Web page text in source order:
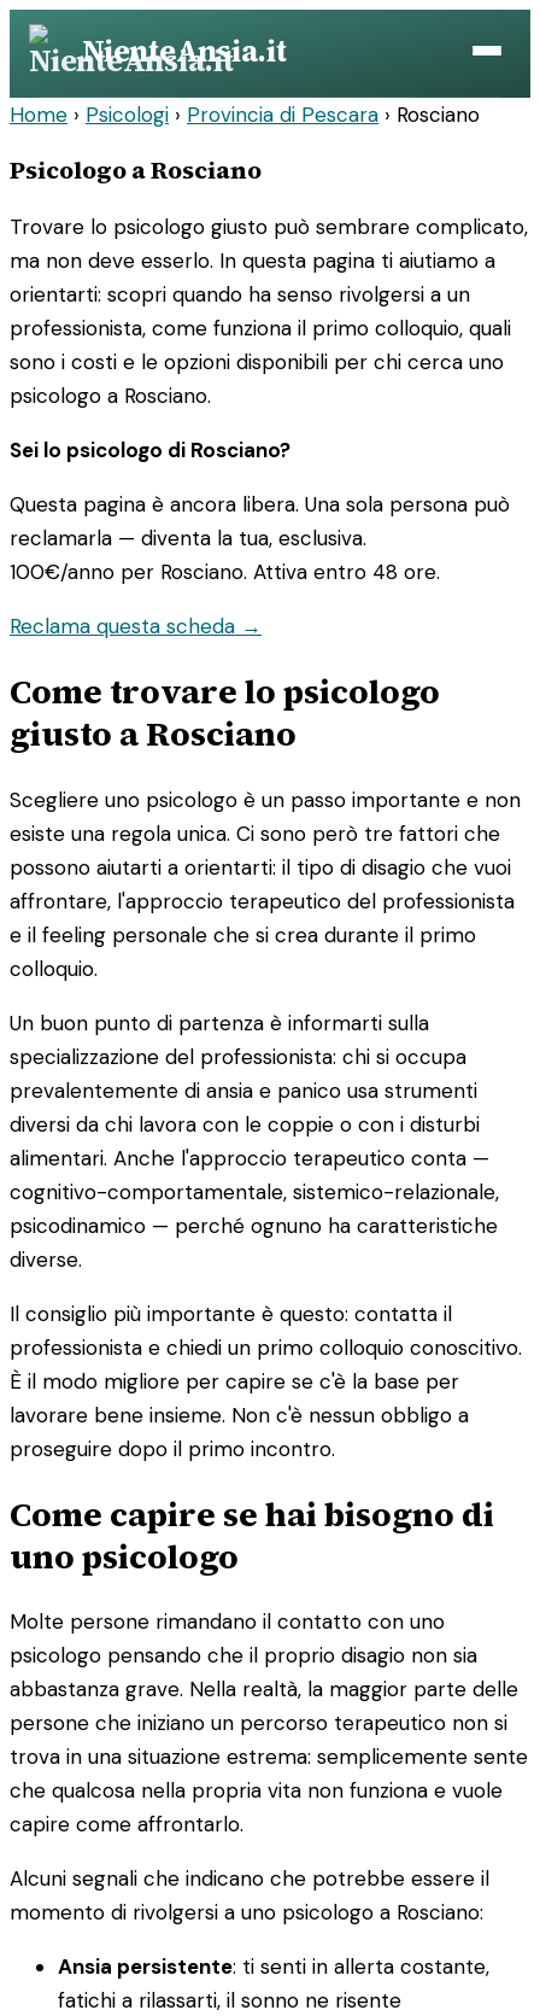
Vai
contenuto
NienteAnsia.it
Home › Psicologi › Provincia di Pescara › Rosciano
Psicologo a Rosciano
Trovare lo psicologo giusto può sembrare complicato,
ma non deve esserlo. In questa pagina ti aiutiamo a
orientarti: scopri quando ha senso rivolgersi a un
professionista, come funziona il primo colloquio, quali
sono i costi e le opzioni disponibili per chi cerca uno
psicologo a Rosciano.
Sei lo psicologo di Rosciano?
Questa pagina è ancora libera. Una sola persona può
reclamarla — diventa la tua, esclusiva.
100€/anno per Rosciano. Attiva entro 48 ore.
Reclama questa scheda →
Come trovare lo psicologo
giusto a Rosciano
Scegliere uno psicologo è un passo importante e non
esiste una regola unica. Ci sono però tre fattori che
possono aiutarti a orientarti: il tipo di disagio che vuoi
affrontare, l'approccio terapeutico del professionista
e il feeling personale che si crea durante il primo
colloquio.
Un buon punto di partenza è informarti sulla
specializzazione del professionista: chi si occupa
prevalentemente di ansia e panico usa strumenti
diversi da chi lavora con le coppie o con i disturbi
alimentari. Anche l'approccio terapeutico conta —
cognitivo-comportamentale, sistemico-relazionale,
psicodinamico — perché ognuno ha caratteristiche
diverse.
Il consiglio più importante è questo: contatta il
professionista e chiedi un primo colloquio conoscitivo.
È il modo migliore per capire se c'è la base per
lavorare bene insieme. Non c'è nessun obbligo a
proseguire dopo il primo incontro.
Come capire se hai bisogno di
uno psicologo
Molte persone rimandano il contatto con uno
psicologo pensando che il proprio disagio non sia
abbastanza grave. Nella realtà, la maggior parte delle
persone che iniziano un percorso terapeutico non si
trova in una situazione estrema: semplicemente sente
che qualcosa nella propria vita non funziona e vuole
capire come affrontarlo.
Alcuni segnali che indicano che potrebbe essere il
momento di rivolgersi a uno psicologo a Rosciano:
Ansia persistente: ti senti in allerta costante,
fatichi a rilassarti, il sonno ne risente